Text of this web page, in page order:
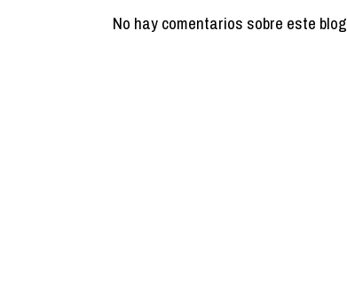
No hay comentarios sobre este blog